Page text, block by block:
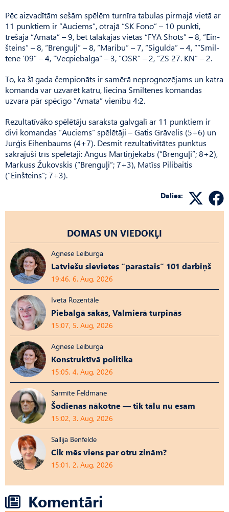
Pēc aizvadītām sešām spēlēm turnīra tabulas pirmajā vietā ar
11 punktiem ir “Auciems”, otrajā “SK Fono” – 10 punkti,
trešajā “Amata” – 9, bet tālākajās vietās “FYA Shots” – 8, “Ein­
šteins” – 8, “Brenguļi” – 8, “Ma­­ribu” – 7, “Sigulda” – 4, “”Smil­
tene ’09” – 4, “Vec­pie­balga” – 3, “OSR” – 2, “ZS 27. KN” – 2.
To, ka šī gada čempionāts ir samērā neprognozējams un katra
komanda var uzvarēt katru, liecina Smiltenes komandas
uzvara pār spēcīgo “Amata” vienību 4:2.
Rezultatīvāko spēlētāju saraksta galvgalī ar 11 punktiem ir
divi komandas “Auciems” spēlētāji – Gatis Grāvelis (5+6) un
Jurģis Eihenbaums (4+7). Desmit rezultativitātes punktus
sakrājuši trīs spēlētāji: Angus Mārtiņjēkabs (“Brenguļi”; 8+2),
Markuss Žukovskis (“Brenguļi”; 7+3), Matīss Pilibaitis
(“Einšteins”; 7+3).
Dalies:
DOMAS UN VIEDOKĻI
Agnese Leiburga
Latviešu sievietes “parastais” 101 darbiņš
19:46, 6. Aug, 2026
Iveta Rozentāle
Piebalgā sākās, Valmierā turpinās
15:07, 5. Aug, 2026
Agnese Leiburga
Konstruktīvā politika
15:05, 4. Aug, 2026
Sarmīte Feldmane
Šodienas nākotne — tik tālu nu esam
15:02, 3. Aug, 2026
Sallija Benfelde
Cik mēs viens par otru zinām?
15:01, 2. Aug, 2026
Komentāri